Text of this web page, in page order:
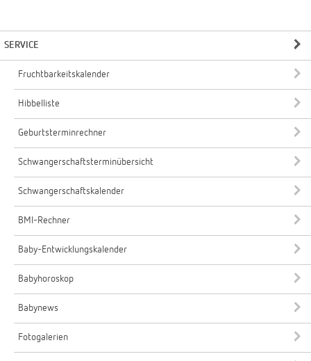
SERVICE
Fruchtbarkeitskalender
Hibbelliste
Geburtsterminrechner
Schwangerschaftsterminübersicht
Schwangerschaftskalender
BMI-Rechner
Baby-Entwicklungskalender
Babyhoroskop
Babynews
Fotogalerien